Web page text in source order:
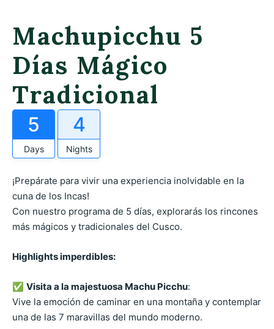
Machupicchu 5
Días Mágico
Tradicional
5
Days
4
Nights
¡Prepárate para vivir una experiencia inolvidable en la
cuna de los Incas!
Con nuestro programa de 5 días, explorarás los rincones
más mágicos y tradicionales del Cusco.
Highlights imperdibles:
✅ Visita a la majestuosa Machu Picchu:
Vive la emoción de caminar en una montaña y contemplar
una de las 7 maravillas del mundo moderno.